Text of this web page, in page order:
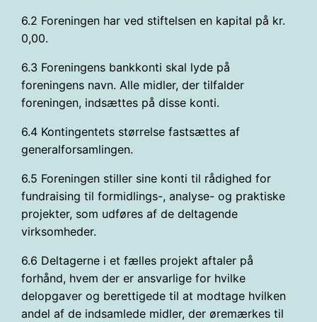
6.2 Foreningen har ved stiftelsen en kapital på kr.
0,00.
6.3 Foreningens bankkonti skal lyde på
foreningens navn. Alle midler, der tilfalder
foreningen, indsættes på disse konti.
6.4 Kontingentets størrelse fastsættes af
generalforsamlingen.
6.5 Foreningen stiller sine konti til rådighed for
fundraising til formidlings-, analyse- og praktiske
projekter, som udføres af de deltagende
virksomheder.
6.6 Deltagerne i et fælles projekt aftaler på
forhånd, hvem der er ansvarlige for hvilke
delopgaver og berettigede til at modtage hvilken
andel af de indsamlede midler, der øremærkes til